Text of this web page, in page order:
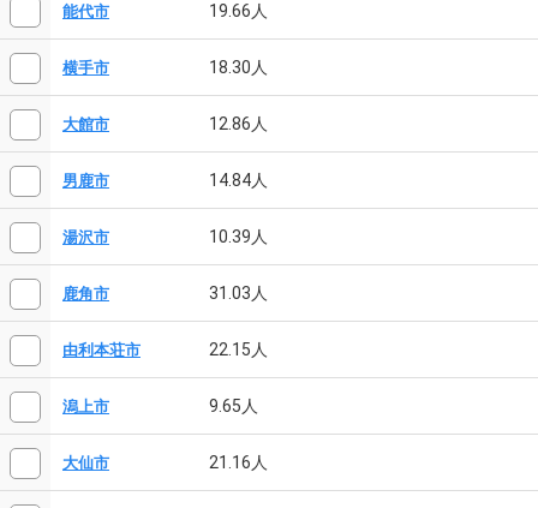
能代市 19.66人
横手市 18.30人
大館市 12.86人
男鹿市 14.84人
湯沢市 10.39人
鹿角市 31.03人
由利本荘市 22.15人
潟上市 9.65人
大仙市 21.16人